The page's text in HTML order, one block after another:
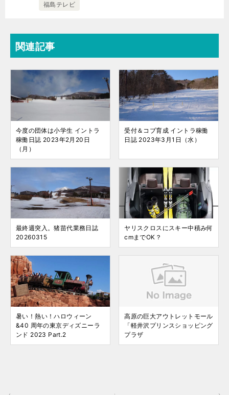
福島テレビ
関連記事
今度の団体は小学生 イントラ
稼働日誌 2023年2月20日
（月）
受付＆コブ育成 イントラ稼働
日誌 2023年3月1日（水）
最終週突入。猪苗代業務日誌
20260315
ヤリスクロスにスキー中積み何
cmまでOK？
暑い！熱い！ハロウィーン
&40 周年の東京ディズニーラ
ンド 2023 Part.2
高原の巨大アウトレットモール
「軽井沢プリンスショッピング
プラザ